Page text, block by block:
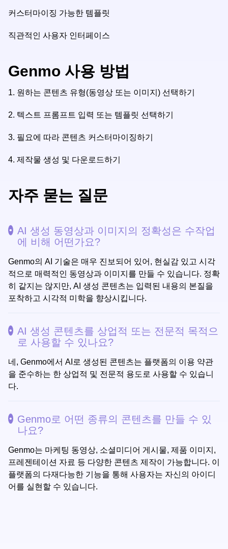
커스터마이징 가능한 템플릿
직관적인 사용자 인터페이스
Genmo 사용 방법
1. 원하는 콘텐츠 유형(동영상 또는 이미지) 선택하기
2. 텍스트 프롬프트 입력 또는 템플릿 선택하기
3. 필요에 따라 콘텐츠 커스터마이징하기
4. 제작물 생성 및 다운로드하기
자주 묻는 질문
AI 생성 동영상과 이미지의 정확성은 수작업
에 비해 어떤가요?
Genmo의 AI 기술은 매우 진보되어 있어, 현실감 있고 시각
적으로 매력적인 동영상과 이미지를 만들 수 있습니다. 정확
히 같지는 않지만, AI 생성 콘텐츠는 입력된 내용의 본질을
포착하고 시각적 미학을 향상시킵니다.
AI 생성 콘텐츠를 상업적 또는 전문적 목적으
로 사용할 수 있나요?
네, Genmo에서 AI로 생성된 콘텐츠는 플랫폼의 이용 약관
을 준수하는 한 상업적 및 전문적 용도로 사용할 수 있습니
다.
Genmo로 어떤 종류의 콘텐츠를 만들 수 있
나요?
Genmo는 마케팅 동영상, 소셜미디어 게시물, 제품 이미지,
프레젠테이션 자료 등 다양한 콘텐츠 제작이 가능합니다. 이
플랫폼의 다재다능한 기능을 통해 사용자는 자신의 아이디
어를 실현할 수 있습니다.